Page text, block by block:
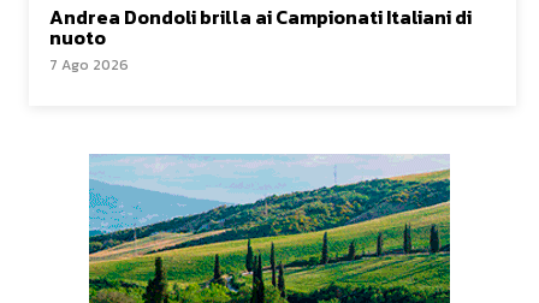
Andrea Dondoli brilla ai Campionati Italiani di
nuoto
7 Ago 2026